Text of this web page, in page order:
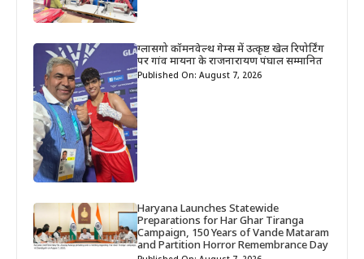
ग्लासगो कॉमनवेल्थ गेम्स में उत्कृष्ट खेल रिपोर्टिंग
पर गांव मायना के राजनारायण पंघाल सम्मानित
Published On: August 7, 2026
Haryana Launches Statewide
Preparations for Har Ghar Tiranga
Campaign, 150 Years of Vande Mataram
and Partition Horror Remembrance Day